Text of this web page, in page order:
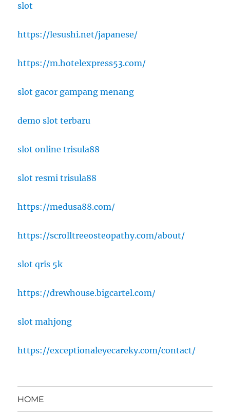
slot
https://lesushi.net/japanese/
https://m.hotelexpress53.com/
slot gacor gampang menang
demo slot terbaru
slot online trisula88
slot resmi trisula88
https://medusa88.com/
https://scrolltreeosteopathy.com/about/
slot qris 5k
https://drewhouse.bigcartel.com/
slot mahjong
https://exceptionaleyecareky.com/contact/
HOME